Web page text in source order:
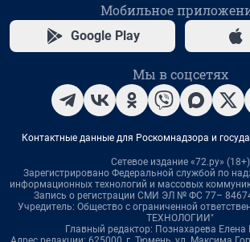
Мобильное
Google Play
Мы в соцсетях
Контактные данные для Роскомнадзора и
Сетевое издание «72.ру» (18+)
Зарегистрировано Федеральной службой по
информационных технологий и массовых
Запись о регистрации СМИ ЭЛ № ФС 77–
Учредитель: Общество с ограниченной
ТЕХНОЛОГИИ"
Главный редактор: Познахарева